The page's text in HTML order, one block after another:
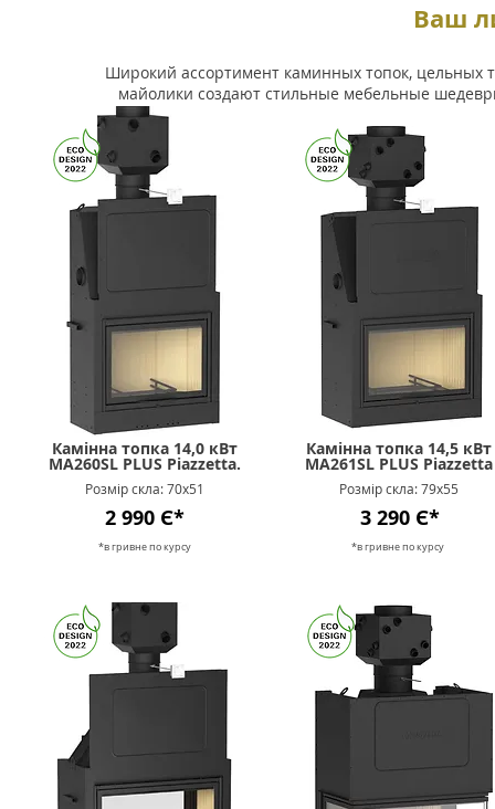
Ваш
Широкий ассортимент каминных топок, цельных
майолики создают стильные мебельные
Камінна топка 14,0 кВт
MA260SL PLUS Piazzetta.
Розмір скла: 70х51
2 990 Є*
*в гривне по курсу
Камінна топка 14,5 кВт
MA261SL PLUS Piazzetta
Розмір скла: 79х55
3 290 Є*
*в гривне по курсу